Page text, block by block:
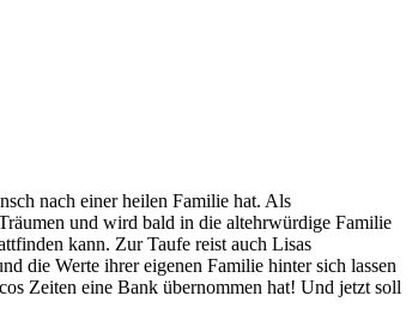
nach einer heilen Familie hat. Als
und wird bald in die altehrwürdige Familie
kann. Zur Taufe reist auch Lisas
die Werte ihrer eigenen Familie hinter sich lassen
Zeiten eine Bank übernommen hat! Und jetzt soll